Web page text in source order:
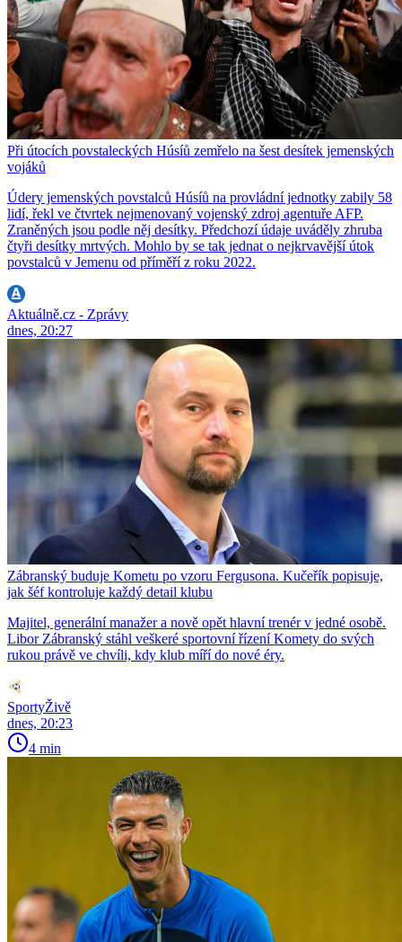
Při útocích povstaleckých Húsíů zemřelo na šest desítek jemenských
vojáků
Údery jemenských povstalců Húsíů na provládní jednotky zabily 58
lidí, řekl ve čtvrtek nejmenovaný vojenský zdroj agentuře AFP.
Zraněných jsou podle něj desítky. Předchozí údaje uváděly zhruba
čtyři desítky mrtvých. Mohlo by se tak jednat o nejkrvavější útok
povstalců v Jemenu od příměří z roku 2022.
Aktuálně.cz - Zprávy
dnes, 20:27
Zábranský buduje Kometu po vzoru Fergusona. Kučeřík popisuje,
jak šéf kontroluje každý detail klubu
Majitel, generální manažer a nově opět hlavní trenér v jedné osobě.
Libor Zábranský stáhl veškeré sportovní řízení Komety do svých
rukou právě ve chvíli, kdy klub míří do nové éry.
SportyŽivě
dnes, 20:23
4 min